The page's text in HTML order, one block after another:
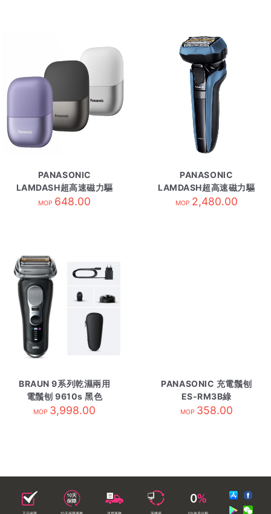
PANASONIC
LAMDASH超高速磁力驅
動電鬚刨 ESCM3A/W
MOP 648.00
PANASONIC
LAMDASH超高速磁力驅
動電鬚刨 ESLV5U/A
MOP 2,480.00
BRAUN 9系列乾濕兩用
電鬚刨 9610s 黑色
MOP 3,998.00
PANASONIC 充電鬚刨
ES-RM3B綠
MOP 358.00
正品保障 10天保障服務 送貨服務 落樓易 0%免息分期